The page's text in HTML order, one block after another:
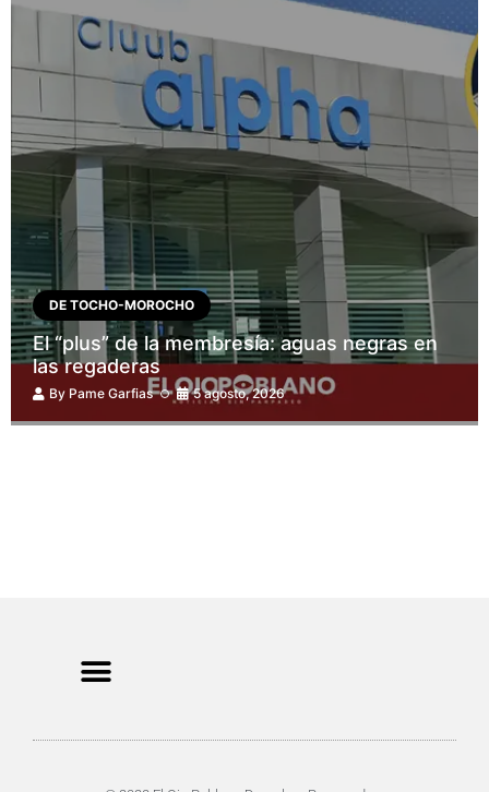
DE TOCHO-MOROCHO
El “plus” de la membresía: aguas negras en
las regaderas
By Pame Garfias 5 agosto, 2026